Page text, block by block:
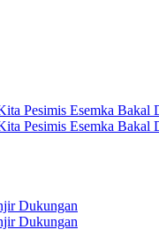
Pesimis Esemka Bakal
Pesimis Esemka Bakal
Dukungan
Dukungan